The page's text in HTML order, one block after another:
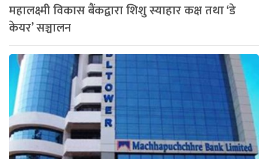
महालक्ष्मी विकास बैंकद्वारा शिशु स्याहार कक्ष तथा ‘डे
केयर’ सञ्चालन